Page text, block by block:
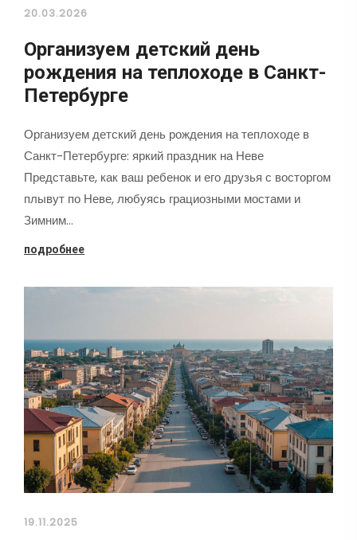
20.03.2026
Организуем детский день
рождения на теплоходе в Санкт-
Петербурге
Организуем детский день рождения на теплоходе в
Санкт-Петербурге: яркий праздник на Неве
Представьте, как ваш ребенок и его друзья с восторгом
плывут по Неве, любуясь грациозными мостами и
Зимним…
подробнее
19.11.2025